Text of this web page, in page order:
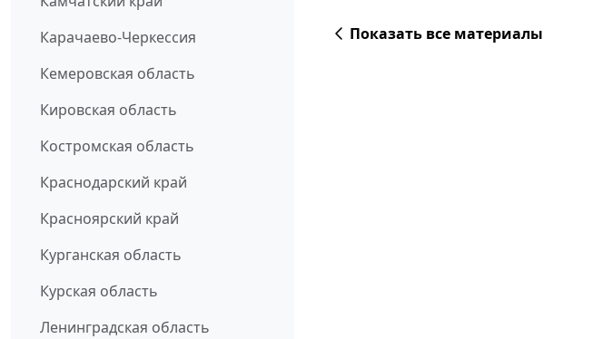
Карачаево-Черкессия
Кемеровская область
Кировская область
Костромская область
Краснодарский край
Красноярский край
Курганская область
Курская область
Ленинградская область
Показать все материалы